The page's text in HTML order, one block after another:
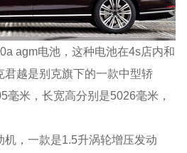
agm电池，这种电池在4s店内和
君越是别克旗下的一款中型轿
毫米，长宽高分别是5026毫米，
机，一款是1.5升涡轮增压发动